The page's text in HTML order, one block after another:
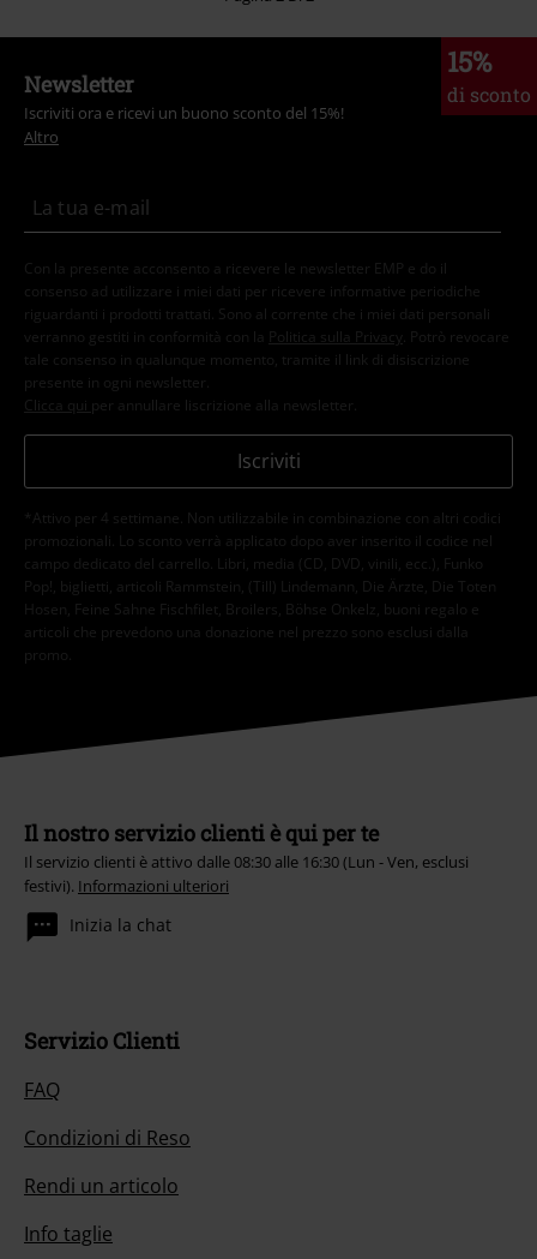
15%
di sconto
Newsletter
Iscriviti ora e ricevi un buono sconto del 15%!
Altro
Con la presente acconsento a ricevere le newsletter EMP e do il
consenso ad utilizzare i miei dati per ricevere informative periodiche
riguardanti i prodotti trattati. Sono al corrente che i miei dati personali
verranno gestiti in conformità con la
Politica sulla Privacy
. Potrò revocare
tale consenso in qualunque momento, tramite il link di disiscrizione
presente in ogni newsletter.
Clicca qui per annullare liscrizione alla newsletter.
Iscriviti
*Attivo per 4 settimane. Non utilizzabile in combinazione con altri codici
promozionali. Lo sconto verrà applicato dopo aver inserito il codice nel
campo dedicato del carrello. Libri, media (CD, DVD, vinili, ecc.), Funko
Pop!, biglietti, articoli Rammstein, (Till) Lindemann, Die Ärzte, Die Toten
Hosen, Feine Sahne Fischfilet, Broilers, Böhse Onkelz, buoni regalo e
articoli che prevedono una donazione nel prezzo sono esclusi dalla
promo.
Il nostro servizio clienti è qui per te
Il servizio clienti è attivo dalle 08:30 alle 16:30 (Lun - Ven, esclusi
festivi). Informazioni ulteriori
Inizia la chat
Servizio Clienti
FAQ
Condizioni di Reso
Rendi un articolo
Info taglie